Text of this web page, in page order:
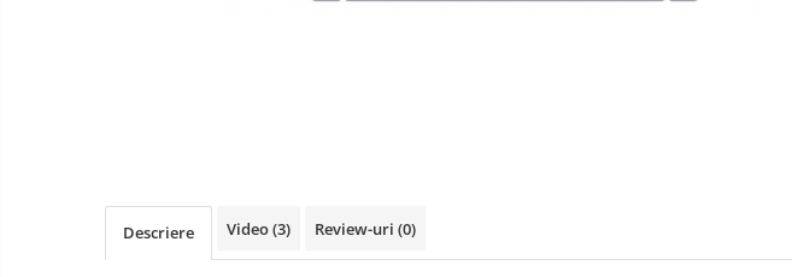
Descriere Video(3) Review-uri (0)